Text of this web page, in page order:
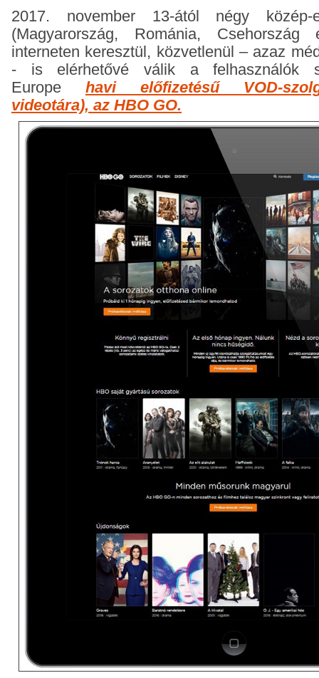
2017. november 13-ától négy közép-
(Magyarország, Románia,
interneten keresztül, közvetlenül – azaz
- is elérhetővé válik a felhasználók
Europe havi előfizetésű VOD-
videotára), az HBO GO.